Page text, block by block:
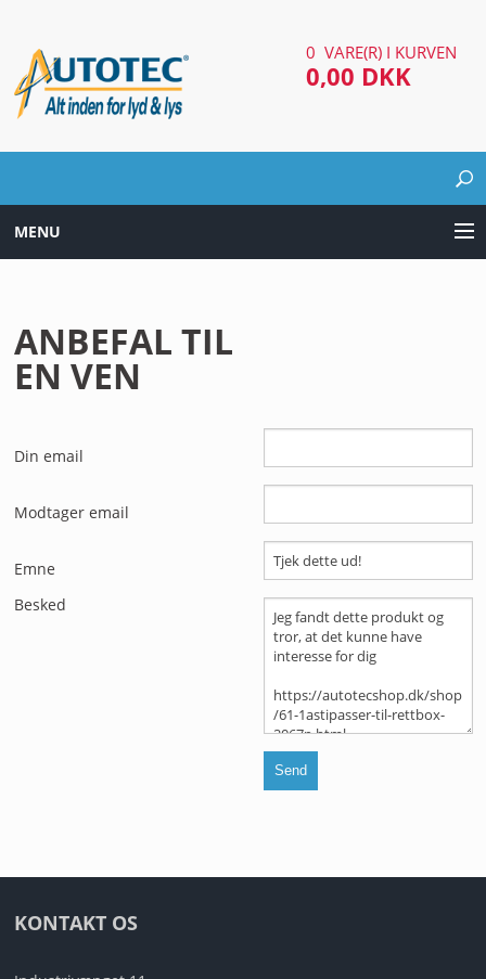
0 VARE(R) I KURVEN
0,00 DKK
MENU
AUTOMOTIV UDSTYR
ARBEJDS & SØGELYGTER
EL UDSTYR
FORSIDE
HANDELSBETINGELSER
PERSONDATAPOLITIK
ANBEFAL TIL
EN VEN
Din email
Modtager email
Emne
Besked
KONTAKT OS